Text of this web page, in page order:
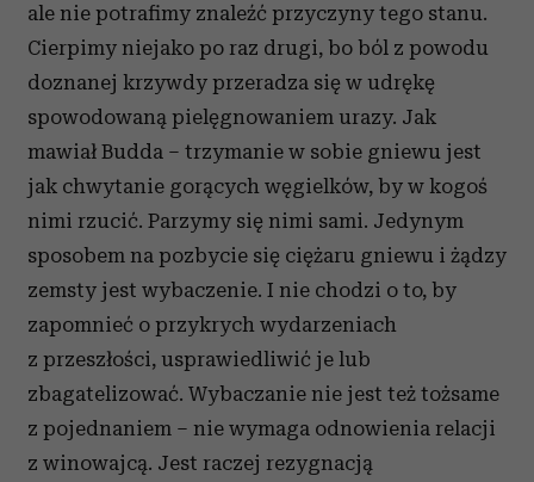
ale nie potrafimy znaleźć przyczyny tego stanu.
Cierpimy niejako po raz drugi, bo ból z powodu
doznanej krzywdy przeradza się w udrękę
spowodowaną pielęgnowaniem urazy. Jak
mawiał Budda – trzymanie w sobie gniewu jest
jak chwytanie gorących węgielków, by w kogoś
nimi rzucić. Parzymy się nimi sami. Jedynym
sposobem na pozbycie się ciężaru gniewu i żądzy
zemsty jest wybaczenie. I nie chodzi o to, by
zapomnieć o przykrych wydarzeniach
z przeszłości, usprawiedliwić je lub
zbagatelizować. Wybaczanie nie jest też tożsame
z pojednaniem – nie wymaga odnowienia relacji
z winowajcą. Jest raczej rezygnacją